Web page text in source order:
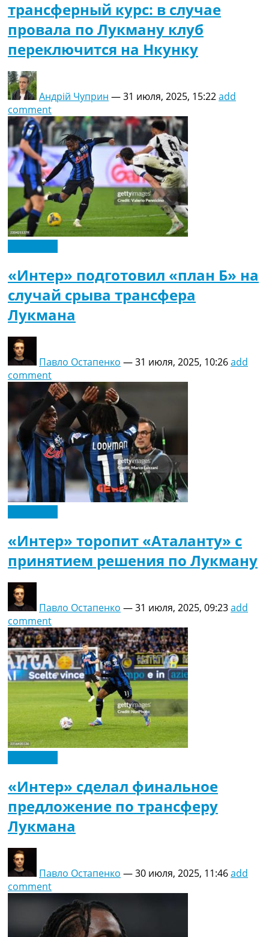
трансферный курс: в случае
провала по Лукману клуб
переключится на Нкунку
Андрій Чуприн —31 июля, 2025, 15:22add
comment
«Интер» подготовил «план Б» на
случай срыва трансфера
Лукмана
Павло Остапенко —31 июля, 2025, 10:26add
comment
«Интер» торопит «Аталанту» с
принятием решения по Лукману
Павло Остапенко —31 июля, 2025, 09:23add
comment
«Интер» сделал финальное
предложение по трансферу
Лукмана
Павло Остапенко —30 июля, 2025, 11:46add
comment